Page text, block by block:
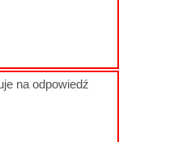
na odpowiedź